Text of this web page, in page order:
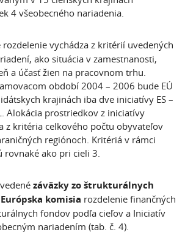
4 všeobecného nariadenia.
rozdelenie vychádza z kritérií uvedených
ako situácia v zamestnanosti,
a účasť žien na pracovnom trhu.
období 2004 – 2006 bude EÚ
krajinách iba dve iniciatívy ES –
Alokácia prostriedkov z iniciatívy
z kritéria celkového počtu obyvateľov
regiónoch. Kritériá v rámci
rovnaké ako pri cieli 3.
záväzky zo štrukturálnych
komisia rozdelenie finančných
fondov podľa cieľov a Iniciatív
nariadením (tab. č. 4).